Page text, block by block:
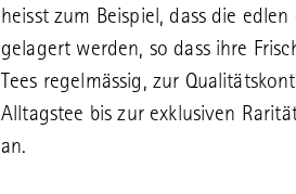
heisst zum Beispiel, dass die
gelagert werden, so dass ihre
Tees regelmässig, zur
Alltagstee bis zur exklusiven
an.